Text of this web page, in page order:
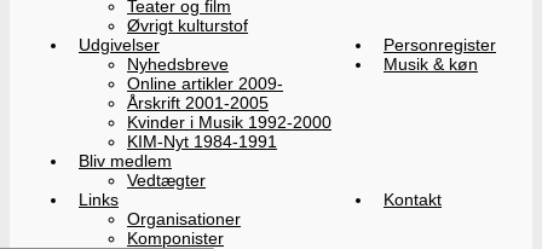
Teater og film
Øvrigt kulturstof
Udgivelser
Nyhedsbreve
Online artikler 2009-
Årskrift 2001-2005
Kvinder i Musik 1992-2000
KIM-Nyt 1984-1991
Personregister
Musik & køn
Bliv medlem
Vedtægter
Links
Organisationer
Komponister
Kontakt